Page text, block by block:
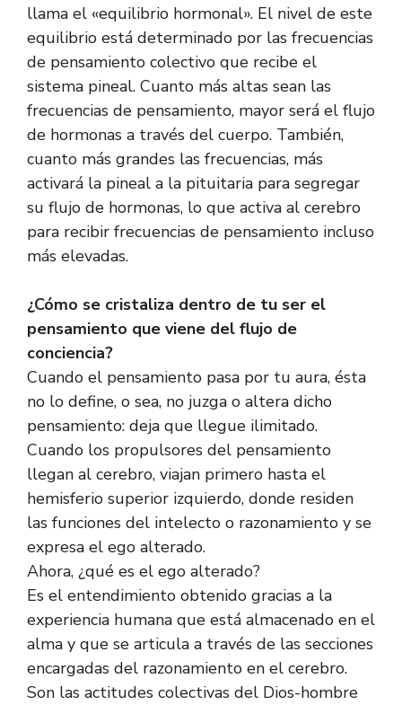
llama el «equilibrio hormonal». El nivel de este
equilibrio está determinado por las frecuencias
de pensamiento colectivo que recibe el
sistema pineal. Cuanto más altas sean las
frecuencias de pensamiento, mayor será el flujo
de hormonas a través del cuerpo. También,
cuanto más grandes las frecuencias, más
activará la pineal a la pituitaria para segregar
su flujo de hormonas, lo que activa al cerebro
para recibir frecuencias de pensamiento incluso
más elevadas.
¿Cómo se cristaliza dentro de tu ser el
pensamiento que viene del flujo de
conciencia?
Cuando el pensamiento pasa por tu aura, ésta
no lo define, o sea, no juzga o altera dicho
pensamiento: deja que llegue ilimitado.
Cuando los propulsores del pensamiento
llegan al cerebro, viajan primero hasta el
hemisferio superior izquierdo, donde residen
las funciones del intelecto o razonamiento y se
expresa el ego alterado.
Ahora, ¿qué es el ego alterado?
Es el entendimiento obtenido gracias a la
experiencia humana que está almacenado en el
alma y que se articula a través de las secciones
encargadas del razonamiento en el cerebro.
Son las actitudes colectivas del Dios-hombre